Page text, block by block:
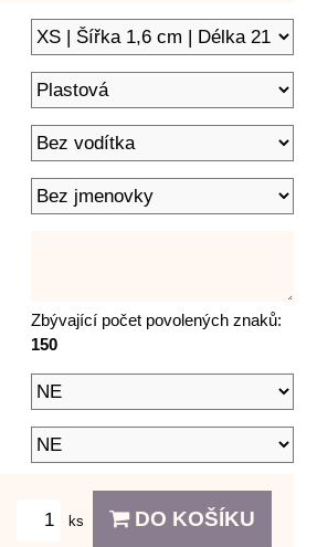
Zbývající počet povolených znaků:
150
ks DO KOŠÍKU